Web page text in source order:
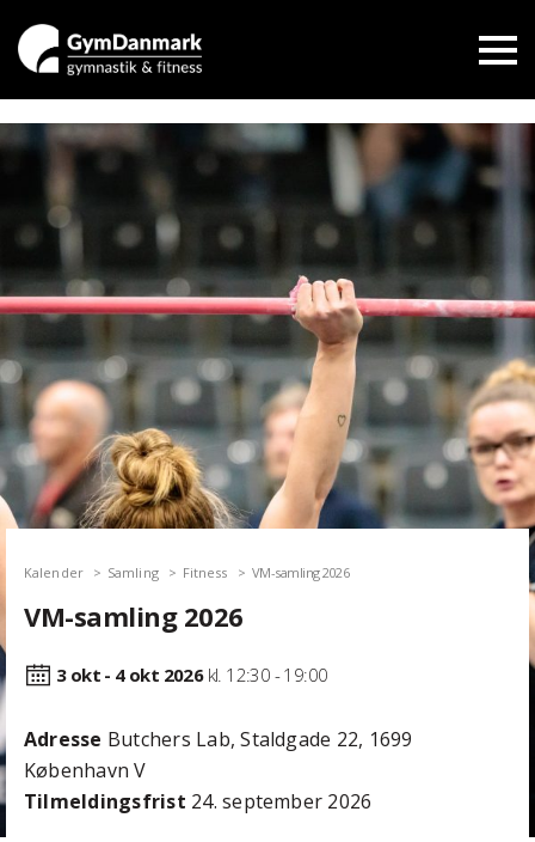
Kalender Samling Fitness VM-samling 2026
VM-samling 2026
3 okt - 4 okt 2026kl. 12:30 - 19:00
Adresse Butchers Lab, Staldgade 22, 1699
København V
Tilmeldingsfrist 24. september 2026